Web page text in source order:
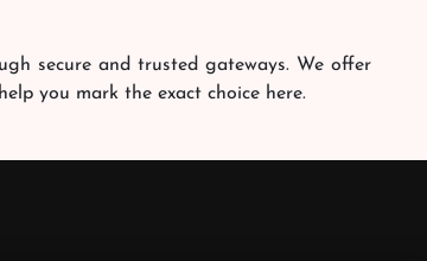
secure and trusted gateways. We offer
you mark the exact choice here.
the clock to personally make sure the